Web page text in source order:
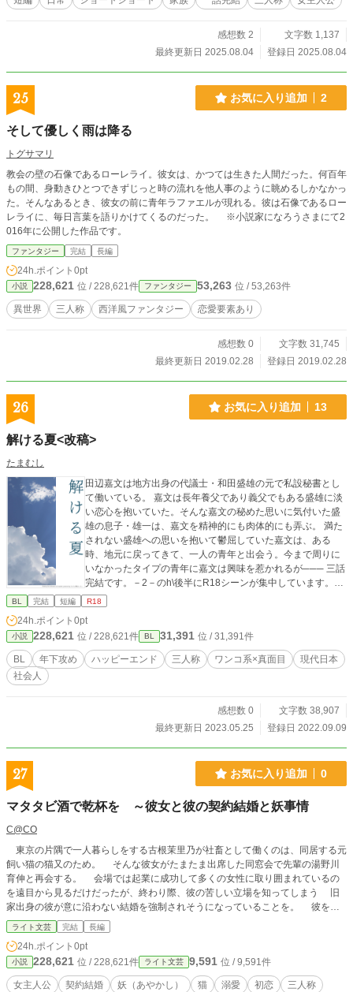
感想数 2
文字数 1,137
最終更新日 2025.08.04
登録日 2025.08.04
25 お気に入り追加 2
そして優しく雨は降る
トグサマリ
教会の壁の石像であるローレライ。彼女は、かつては生きた人間だった。何百年
もの間、身動きひとつできずじっと時の流れを他人事のように眺めるしかなかっ
た。そんなあるとき、彼女の前に青年ラファエルが現れる。彼は石像であるロー
レライに、毎日言葉を語りかけてくるのだった。 ※小説家になろうさまにて2
016年に公開した作品です。
ファンタジー 完結 長編
24h.ポイント 0pt
小説 228,621 位 / 228,621件 ファンタジー 53,263 位 / 53,263件
異世界 三人称 西洋風ファンタジー 恋愛要素あり
感想数 0
文字数 31,745
最終更新日 2019.02.28
登録日 2019.02.28
26 お気に入り追加 13
解ける夏<改稿>
たまむし
田辺嘉文は地方出身の代議士・和田盛雄の元で私設秘書とし
て働いている。 嘉文は長年養父であり義父でもある盛雄に淡
い恋心を抱いていた。そんな嘉文の秘めた思いに気付いた盛
雄の息子・雄一は、嘉文を精神的にも肉体的にも弄ぶ。 満た
されない盛雄への思いを抱いて鬱屈していた嘉文は、ある
時、地元に戻ってきて、一人の青年と出会う。今まで周りに
いなかったタイプの青年に嘉文は興味を惹かれるが─── 三話
完結です。－2－のh\後半にR18シーンが集中しています。R1
8で痛い描写はありません。ラブラブハッピーエンド。 田辺
パイプ維持に奔走する。跡取りと目されて盛雄の娘・聡美と
結婚したが、聡美が浮気して海外に逃げたため立場を失う。
ゲイの自覚があり、長年盛雄への恋慕を募らせていた。 和田
盛雄 嘉文の雇用主。田舎の大地主で代々政治家の家系。 和田
く優しいが直情的。 ＜2023／5 改稿して再投稿＞
BL 完結 短編 R18
24h.ポイント 0pt
小説 228,621 位 / 228,621件 BL 31,391 位 / 31,391件
BL 年下攻め ハッピーエンド 三人称 ワンコ系×真面目
現代日本
社会人
感想数 0
文字数 38,907
最終更新日 2023.05.25
登録日 2022.09.09
27 お気に入り追加 0
マタタビ酒で乾杯を ～彼女と彼の契約結婚と妖事情
C@CO
東京の片隅で一人暮らしをする古根茉里乃が社畜として働くのは、同居する元
飼い猫の猫又のため。 そんな彼女がたまたま出席した同窓会で先輩の湯野川
育伸と再会する。 会場では起業に成功して多くの女性に取り囲まれているの
を遠目から見るだけだったが、終わり際、彼の苦しい立場を知ってしまう 旧
家出身の彼が意に沿わない結婚を強制されそうになっていることを。 彼を助
けるため、結婚と孫を催促してくる親から逃れるため、茉里乃は育伸に契約結婚
を提案する。 ……自分が、育伸にとって一目惚れした初恋の相手であること
は知らずに。 全9話、3万字。 カクヨム、小説家になろうにも投稿しています。
ライト文芸 完結 長編
24h.ポイント 0pt
小説 228,621 位 / 228,621件 ライト文芸 9,591 位 / 9,591件
女主人公 契約結婚 妖（あやかし） 猫 溺愛 初恋 三人称